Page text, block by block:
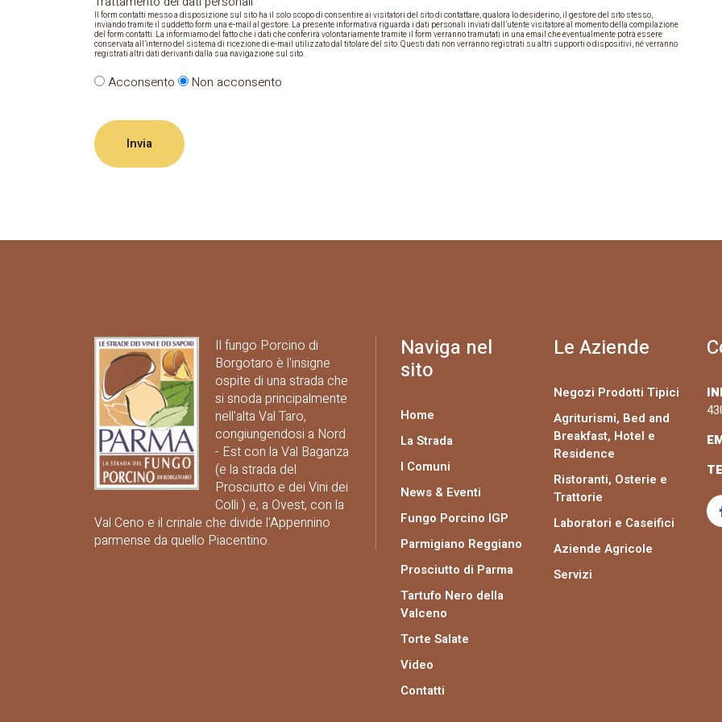
Il form contatti messo a disposizione sul sito ha il solo scopo di consentire ai visitatori del sito di contattare, qualora lo desiderino, il gestore del sito stesso,
inviando tramite il suddetto form una e-mail al gestore. La presente informativa riguarda i dati personali inviati dall’utente visitatore al momento della compilazione
del form contatti. La informiamo del fatto che i dati che conferirà volontariamente tramite il form verranno tramutati in una email che eventualmente potrà essere
conservata all’interno del sistema di ricezione di e-mail utilizzato dal titolare del sito. Questi dati non verranno registrati su altri supporti o dispositivi, né verranno
registrati altri dati derivanti dalla sua navigazione sul sito.
Acconsento Non acconsento
Invia
Il fungo Porcino di
Borgotaro è l'insigne
ospite di una strada che
si snoda principalmente
nell'alta Val Taro,
congiungendosi a Nord
- Est con la Val Baganza
(e la strada del
Prosciutto e dei Vini dei
Colli ) e, a Ovest, con la
Val Ceno e il crinale che divide l'Appennino
parmense da quello Piacentino.
Naviga nel
sito
Home
La Strada
I Comuni
News & Eventi
Fungo Porcino IGP
Parmigiano Reggiano
Prosciutto di Parma
Tartufo Nero della
Valceno
Torte Salate
Video
Contatti
Le Aziende
Negozi Prodotti Tipici
Agriturismi, Bed and
Breakfast, Hotel e
Residence
Ristoranti, Osterie e
Trattorie
Laboratori e Caseifici
Aziende Agricole
Servizi